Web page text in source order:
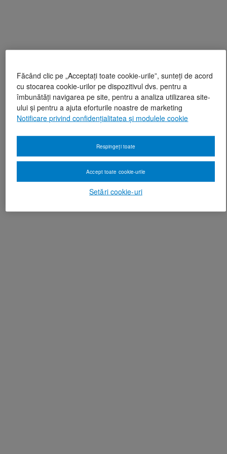
Făcând clic pe „Acceptați toate cookie-urile”, sunteți de acord
cu stocarea cookie-urilor pe dispozitivul dvs. pentru a
îmbunătăți navigarea pe site, pentru a analiza utilizarea site-
ului și pentru a ajuta eforturile noastre de marketing
Notificare privind confidențialitatea și modulele cookie
Setări cookie-uri
Respingeți toate
Accept toate cookie-urile